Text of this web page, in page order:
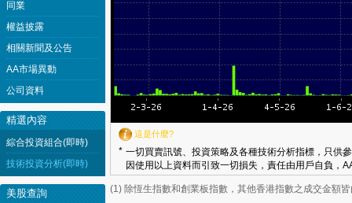
這是什麼?
* 一切買賣訊號、投資策略及各種技術分析指標，只供
因使用以上資料而引致一切損失，責任由用戶自負，
(1) 除恆生指數和創業板指數，其他香港指數之成交金額
同業
權益披露
相關新聞及公告
AA市場異動
公司資料
精選內容
綜合投資組合(即時)
技術投資分析(即時)
美股查詢